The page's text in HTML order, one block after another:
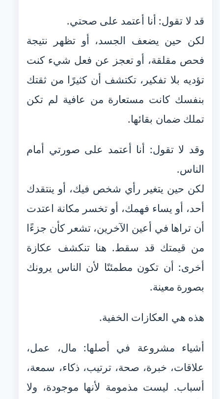
قد لا تقول: أنا أعتمد على صحتي.
لكن حين يضعف الجسد، أو تظهر نتيجة
فحص مقلقة، أو تعجز عن فعل شيء كنت
تؤديه بلا تفكير، تكتشف أن كثيرًا من ثقتك
بنفسك كانت مستعارة من عافية لم تكن
تملك ضمان بقائها.
وقد لا تقول: أنا أعتمد على صورتي أمام
الناس.
لكن حين يتغير رأي شخص فيك، أو ينتقدك
أحد، أو يساء فهمك، أو تخسر مكانة اعتدت
أن تراها في أعين الآخرين، تشعر كأن جزءًا
من قيمتك قد سقط. هنا تنكشف عكازة
أخرى: أن تكون مطمئنًا لأن الناس يرونك
بصورة معينة.
هذه هي العكازات الخفية.
أشياء مشروعة في أصلها: مال، عمل،
علاقات، خبرة، صحة، ترتيب، ذكاء، سمعة،
أسباب. ليست مذمومة لأنها موجودة، ولا